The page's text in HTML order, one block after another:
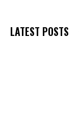
LATEST POSTS